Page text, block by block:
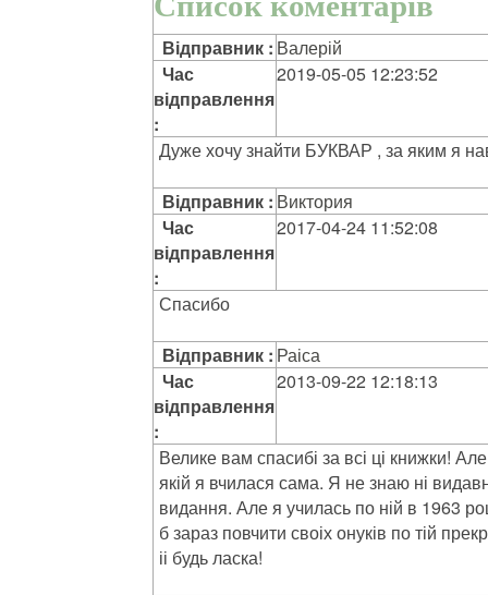
Відправник : Валерій
Час
відправлення
:
2019-05-05 12:23:52
Дуже хочу знайти БУКВАР , за яким я
Відправник : Виктория
Час
відправлення
:
2017-04-24 11:52:08
Спасибо
Відправник : Раіса
Час
відправлення
:
2013-09-22 12:18:13
Велике вам спасибі за всі ці книжки!
якій я вчилася сама. Я не знаю ні
видання. Але я училась по ній в 1963
б зараз повчити своіх онуків по тій
іі будь ласка!